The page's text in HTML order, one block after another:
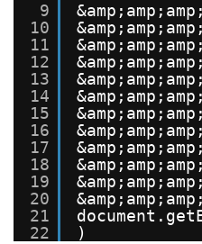
9
10
11
12
13
14
15
16
17
18
19
20
21
22
)